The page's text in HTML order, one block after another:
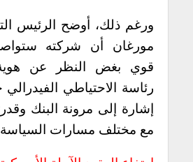
ورغم ذلك، أوضح الرئيس
مورغان أن شركته
قوي بغض النظر عن
رئاسة الاحتياطي
إشارة إلى مرونة البنك
مع مختلف مسارات السياسة